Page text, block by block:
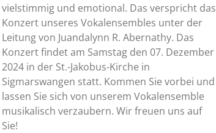
vielstimmig und emotional. Das verspricht das
Konzert unseres Vokalensembles unter der
Leitung von Juandalynn R. Abernathy. Das
Konzert findet am Samstag den 07. Dezember
2024 in der St.-Jakobus-Kirche in
Sigmarswangen statt. Kommen Sie vorbei und
lassen Sie sich von unserem Vokalensemble
musikalisch verzaubern. Wir freuen uns auf
Sie!